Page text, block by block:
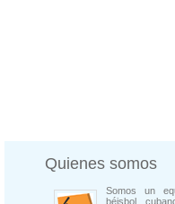
Quienes somos
Somos un
béisbol